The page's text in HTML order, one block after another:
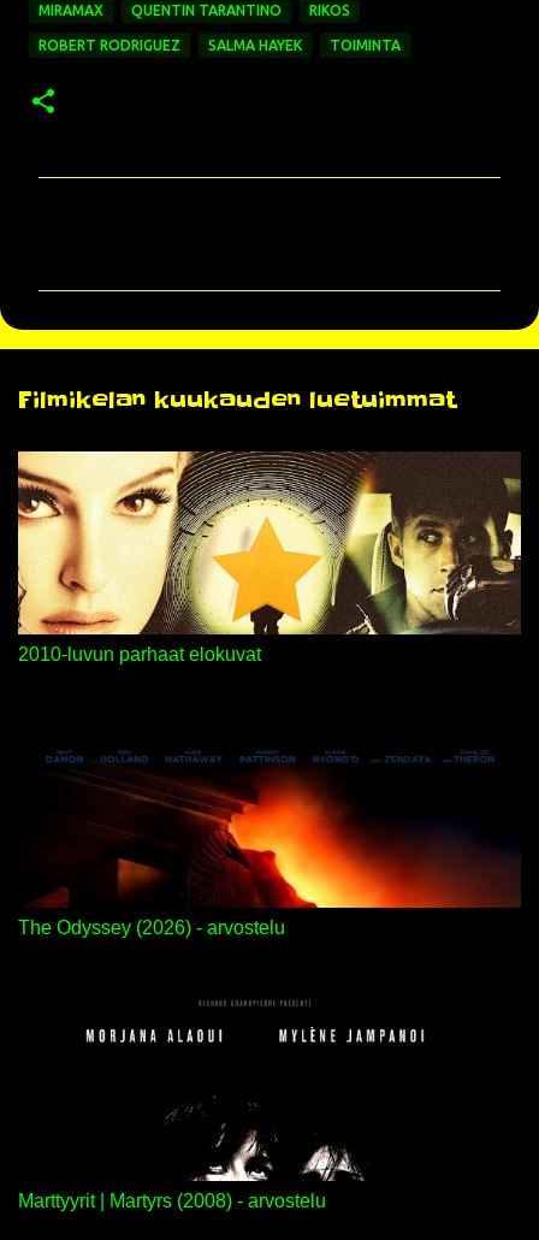
MIRAMAX QUENTIN TARANTINO RIKOS
ROBERT RODRIGUEZ SALMA HAYEK TOIMINTA
e
i
t
Filmikelan kuukauden luetuimmat
2010-luvun parhaat elokuvat
The Odyssey (2026) - arvostelu
Marttyyrit | Martyrs (2008) - arvostelu